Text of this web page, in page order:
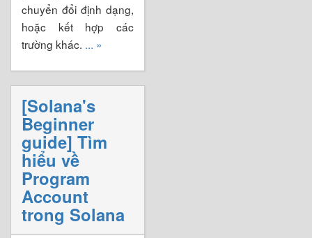
chuyển đổi định dạng,
hoặc kết hợp các
trường khác. ... »
[Solana's
Beginner
guide] Tìm
hiểu về
Program
Account
trong Solana